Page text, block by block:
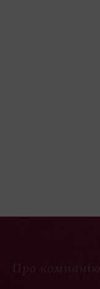
Про компанію